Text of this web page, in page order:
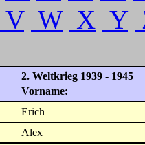
V W X Y
2. Weltkrieg 1939 - 1945
Vorname:
Erich
Alex